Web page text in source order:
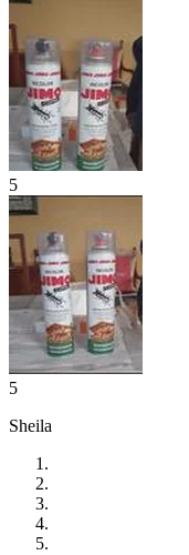
5
5
Sheila